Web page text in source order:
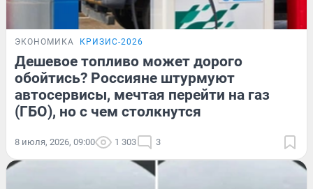
ЭКОНОМИКА КРИЗИС-2026
Дешевое топливо может дорого
обойтись? Россияне штурмуют
автосервисы, мечтая перейти на газ
(ГБО), но с чем столкнутся
8 июля, 2026, 09:00 1 303 3